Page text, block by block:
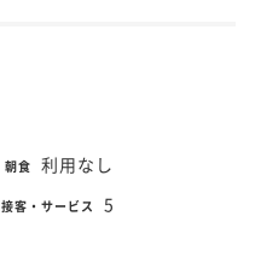
朝食 利用なし
接客・サービス 5